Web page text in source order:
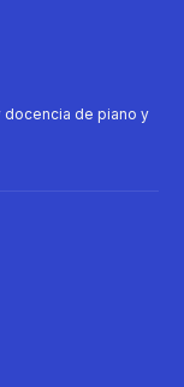
docencia de piano y